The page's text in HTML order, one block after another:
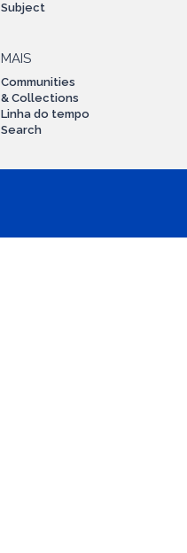
Subject
MAIS
Communities
& Collections
Linha do tempo
Search